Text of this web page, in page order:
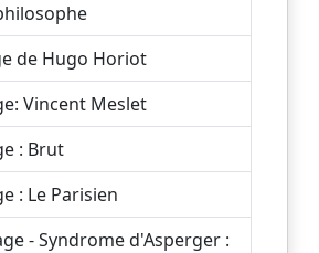
de Hugo Horiot
Vincent Meslet
: Brut
: Le Parisien
- Syndrome d'Asperger :